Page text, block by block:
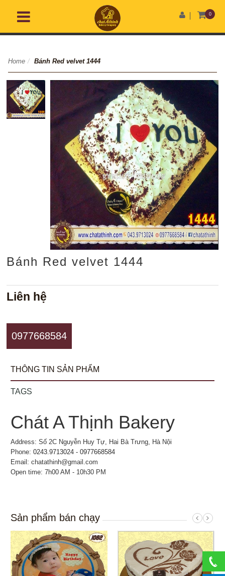
0
Home / Bánh Red velvet 1444
Bánh Red velvet 1444
Liên hệ
0977668584
THÔNG TIN SẢN PHẨM
TAGS
Chát A Thịnh Bakery
Address: Số 2C Nguyễn Huy Tự, Hai Bà Trưng, Hà Nội
Phone:0243.9713024 - 0977668584
Email: chatathinh@gmail.com
Open time: 7h00 AM - 10h30 PM
Sản phẩm bán chạy